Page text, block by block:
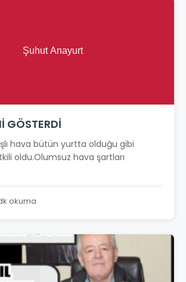
GÖSTERDİ
hava bütün yurtta olduğu gibi
oldu.Olumsuz hava şartları
okuma